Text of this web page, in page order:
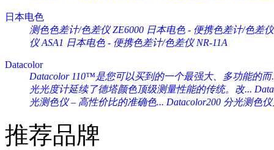
日本电色
测色色差计/色差仪 ZE6000 日本电色 - 便携色差计/色差
仪 ASA1 日本电色 - 便携色差计/色差仪 NR-11A
Datacolor
Datacolor 110™是您可以买到的一个最强大、多功能的而
光光度计延续了德塔颜色顶级测量性能的传统。改...
光测色仪 – 高性价比的准确色... Datacolor200 分光测色
推荐品牌